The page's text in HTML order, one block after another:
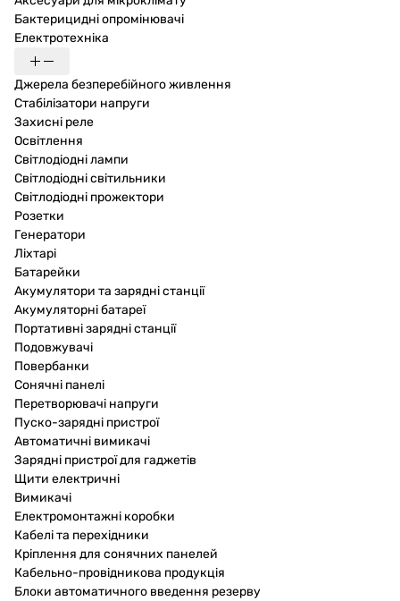
Бактерицидні опромінювачі
Електротехніка
Джерела безперебійного живлення
Стабілізатори напруги
Захисні реле
Освітлення
Світлодіодні лампи
Світлодіодні світильники
Світлодіодні прожектори
Розетки
Генератори
Ліхтарі
Батарейки
Акумулятори та зарядні станції
Акумуляторні батареї
Портативні зарядні станції
Подовжувачі
Повербанки
Сонячні панелі
Перетворювачі напруги
Пуско-зарядні пристрої
Автоматичні вимикачі
Зарядні пристрої для гаджетів
Щити електричні
Вимикачі
Електромонтажні коробки
Кабелі та перехідники
Кріплення для сонячних панелей
Кабельно-провідникова продукція
Блоки автоматичного введення резерву